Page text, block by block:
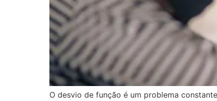
O desvio de função é um problema